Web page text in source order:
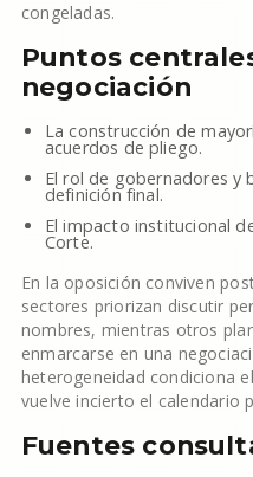
congeladas.
Puntos
negociación
La construcción de
acuerdos de pliego.
El rol de gobernadores y
definición final.
El impacto institucional
Corte.
En la oposición conviven
sectores priorizan discutir
nombres, mientras otros
enmarcarse en una
heterogeneidad condiciona
vuelve incierto el calendario
Fuentes